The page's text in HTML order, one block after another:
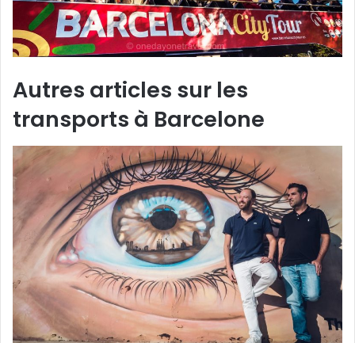
Autres articles sur les
transports à Barcelone